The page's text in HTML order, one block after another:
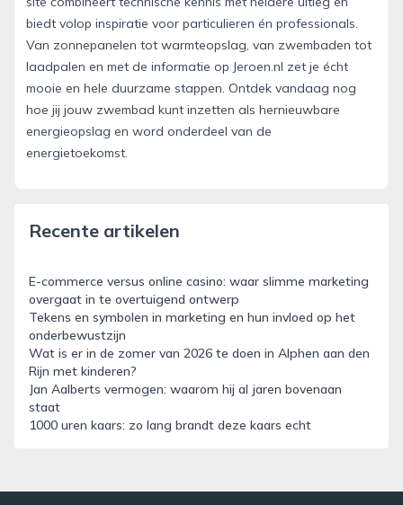
biedt volop inspiratie voor particulieren én professionals.
Van zonnepanelen tot warmteopslag, van zwembaden tot
laadpalen en met de informatie op Jeroen.nl zet je écht
mooie en hele duurzame stappen. Ontdek vandaag nog
hoe jij jouw zwembad kunt inzetten als hernieuwbare
energieopslag en word onderdeel van de
energietoekomst.
Recente artikelen
E-commerce versus online casino: waar slimme marketing
overgaat in te overtuigend ontwerp
Tekens en symbolen in marketing en hun invloed op het
onderbewustzijn
Wat is er in de zomer van 2026 te doen in Alphen aan den
Rijn met kinderen?
Jan Aalberts vermogen: waarom hij al jaren bovenaan
staat
1000 uren kaars: zo lang brandt deze kaars echt